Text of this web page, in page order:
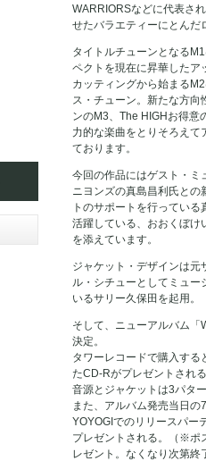
WARRIORSなどに代表さ
せたバラエティーにとんだ
タイトルチューンとなる
ペクトを現在に昇華したア
カッティングから始まる
ス・チューン。新たな方
ンのM3、The HIGHお得意
力的な楽曲をとりそろえ
ております。
今回の作品にはゲスト・ミ
ニヨンズの真島昌利氏と
トのサポートを行ってい
活躍している、おおくぼけ
を添えています。
ジャケット・デザインは
ル・シチューとしてミュ
いるサリー久保田を起用。
そして、ニューアルバム
決定。
タワーレコードで購入す
たCD-Rがプレゼントされ
音源とジャケットは3パタ
また、アルバム発売当日
YOYOGIでのリリースパー
プレゼントされる。（※ポ
レゼント。なくなり次第終